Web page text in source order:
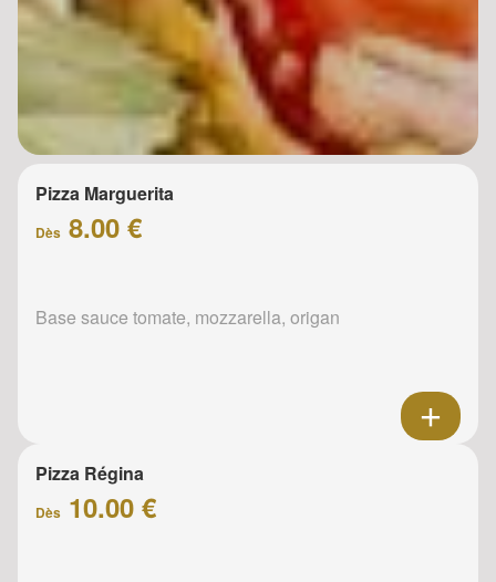
Pizza Marguerita
Dès 8.00 €
Base sauce tomate, mozzarella, origan
Pizza Régina
Dès 10.00 €